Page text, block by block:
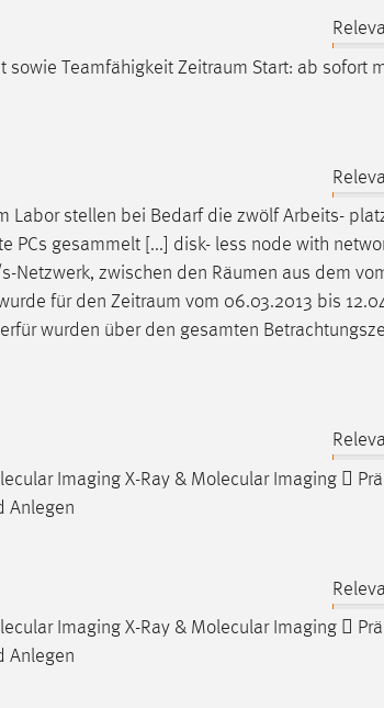
sowie Teamfähigkeit Zeitraum Start: ab sofort
Labor stellen bei Bedarf die zwölf Arbeits-
PCs gesammelt [...] disk- less node with
Netzwerk, zwischen den Räumen aus dem
für den Zeitraum vom 06.03.2013 bis
wurden über den gesamten
Imaging X-Ray & Molecular Imaging 
Anlegen
Imaging X-Ray & Molecular Imaging 
Anlegen